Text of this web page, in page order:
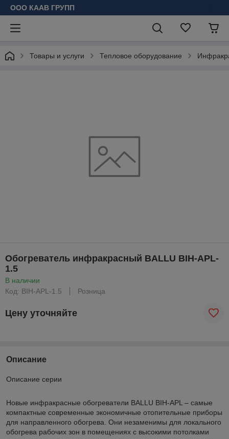
ООО КААВ ГРУПП
Товары и услуги Тепловое оборудование
Обогреватель инфракрасный BALLU BIH-APL-
1.5
В наличии
Код: BIH-APL-1.5
Розница
Цену уточняйте
Описание
Описание серии
Новые инфракрасные обогреватели BALLU BIH-APL – самые
компактные современные экономичные отопительные приборы
для направленного обогрева. Они незаменимы для локального
обогрева рабочих зон в помещениях с высокими потолками